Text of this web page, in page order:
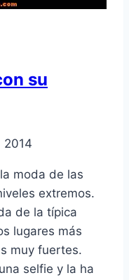
su
2014
moda de las
extremos.
de la típica
lugares más
muy fuertes.
selfie y la ha